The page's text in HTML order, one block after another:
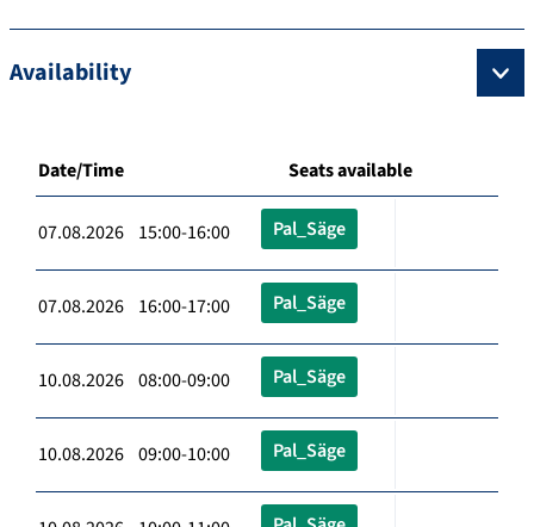
Availability
Date/Time Seats available
07.08.2026 15:00-16:00 Pal_Säge
07.08.2026 16:00-17:00 Pal_Säge
10.08.2026 08:00-09:00 Pal_Säge
10.08.2026 09:00-10:00 Pal_Säge